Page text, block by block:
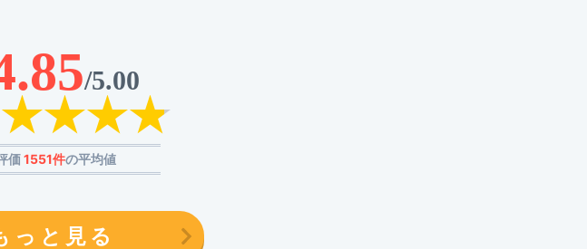
/5.00
価1551件の平均値
っと見る